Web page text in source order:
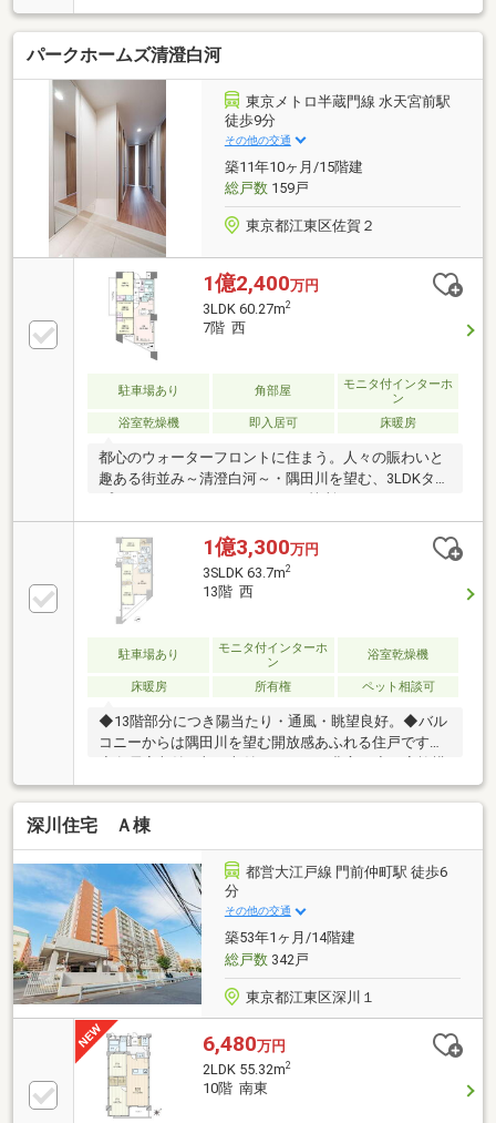
ー付き住戸 ・床暖房、浴室換気乾燥暖房機など快適設
備充実 ・モニター付オートロックで来訪者確認が可能
・宅配ボックス完備で不在時の荷物受取にも便利 ・ス
ーパー約30m、コンビニ約110m、病院約30mの生活利
パークホームズ清澄白河
東京メトロ半蔵門線 水天宮前駅
徒歩9分
その他の交通
築11年10ヶ月/15階建
総戸数159戸
東京都江東区佐賀２
1億2,400万円
3LDK 60.27m2
7階 西
駐車場あり 角部屋
モニタ付インターホ
ン
浴室乾燥機
即入居可 床暖房
都心のウォーターフロントに住まう。人々の賑わいと
趣ある街並み～清澄白河～・隅田川を望む、3LDKタイ
プ・ウォークインクローゼット1箇所、クローゼット2
箇所 各居室に収納を設けました・洋室（3）にはス
ペース有効活用のため、オープンクローゼットと有孔
ボードを採用・LDKと洋室（3）との間仕切りは開け放
ってより開放的にお使いいただけます・TES式床暖房
付き（LD）・食洗機、浴室乾燥機などの機能性も充
実・江東区立明治小学校まで徒歩10分（約770ｍ）・
マンション外観は重厚感のあるデザインで、青みがか
ったグレーとホワイトのタイルが目を引きます
※BS/CS可、CATV不可
1億3,300万円
3SLDK 63.7m2
13階 西
駐車場あり
モニタ付インターホ
ン
浴室乾燥機
床暖房 所有権 ペット相談可
◆13階部分につき陽当たり・通風・眺望良好。◆バル
コニーからは隅田川を望む開放感あふれる住戸です。
◆各居室収納に加え収納スペースも豊富。◆ご家族構
成やライフスタイルに合わせて、ゆとりある2LDKへの
間取り変更も可能です（別途費用）。◆リビング・ダ
イニングには足元から暖める床暖房を採用。◆食器洗
浄乾燥機や浴室暖房乾燥機など、毎日の暮らしを快適
にする設備も充実しています。◆安心のダブルオート
ロックシステムを採用。◆防犯性に配慮された共用部
に加え、屋上には開放感あふれるスカイデッキを備
え、隅田川花火大会を楽しめるのも大きな魅力です。
深川住宅 Ａ棟
都営大江戸線 門前仲町駅 徒歩6
分
その他の交通
築53年1ヶ月/14階建
総戸数342戸
東京都江東区深川１
6,480万円
2LDK 55.32m2
10階 南東